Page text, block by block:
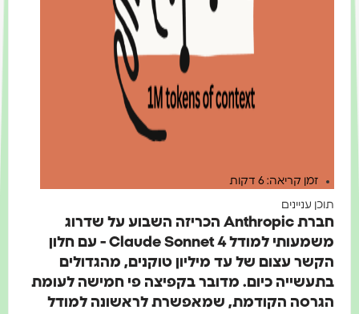
זמן קריאה: 6 דקות
תוכן עניינים
חברת Anthropic הכריזה השבוע על שדרוג
משמעותי למודל Claude Sonnet 4 - עם חלון
הקשר עצום של עד מיליון טוקנים, מהגדולים
בתעשייה כיום. מדובר בקפיצה פי חמישה לעומת
הגרסה הקודמת, שמאפשרת לראשונה למודל